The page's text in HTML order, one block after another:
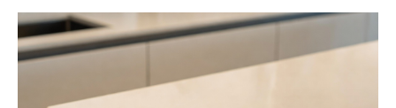
Акрил, кварц, HPL compact